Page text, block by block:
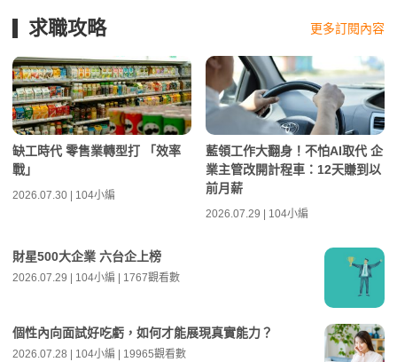
求職攻略 更多訂閱內容
缺工時代 零售業轉型打 「效率
戰」
2026.07.30 | 104小編
藍領工作大翻身！不怕AI取代 企
業主管改開計程車：12天賺到以
前月薪
2026.07.29 | 104小編
財星500大企業 六台企上榜
2026.07.29 | 104小編 | 1767觀看數
個性內向面試好吃虧，如何才能展現真實能力？
2026.07.28 | 104小編 | 19965觀看數